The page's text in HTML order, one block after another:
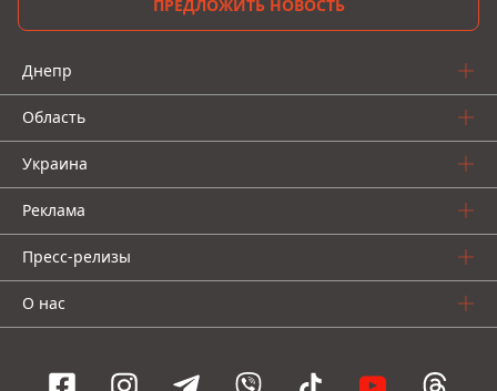
ПРЕДЛОЖИТЬ НОВОСТЬ
Днепр
Область
Украина
Реклама
Пресс-релизы
О нас